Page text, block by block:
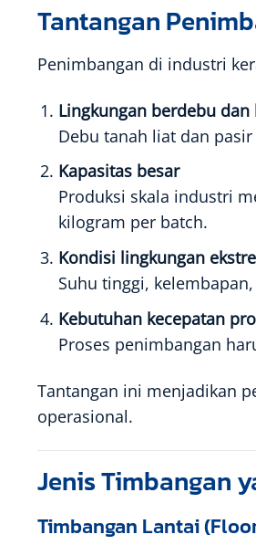
Tantangan
Penimbangan di industri
Lingkungan berdebu dan
Debu tanah liat dan
Kapasitas besar
Produksi skala industri
kilogram per batch.
Kondisi lingkungan
Suhu tinggi,
Kebutuhan kecepatan
Proses penimbangan
Tantangan ini menjadikan
operasional.
Jenis Timbangan
Timbangan Lantai